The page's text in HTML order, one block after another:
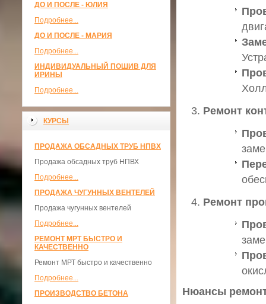
ДО И ПОСЛЕ - ЮЛИЯ
Подробнее...
ДО И ПОСЛЕ - МАРИЯ
Подробнее...
ИНДИВИДУАЛЬНЫЙ ПОШИВ ДЛЯ
ИРИНЫ
Подробнее...
КУРСЫ
ПРОДАЖА ОБСАДНЫХ ТРУБ НПВХ
Продажа обсадных труб НПВХ
Подробнее...
ПРОДАЖА ЧУГУННЫХ ВЕНТЕЛЕЙ
Продажа чугунных вентелей
Подробнее...
РЕМОНТ МРТ БЫСТРО И
КАЧЕСТВЕННО
Ремонт МРТ быстро и качественно
Подробнее...
ПРОИЗВОДСТВО БЕТОНА
Ремонт
Ремонт
Нюансы